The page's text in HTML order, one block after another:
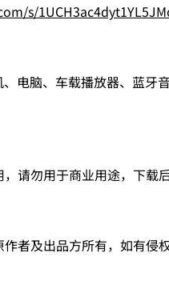
s/
电脑、车载播放器、蓝牙
请勿用于商业用途，下载
者及出品方所有，如有侵